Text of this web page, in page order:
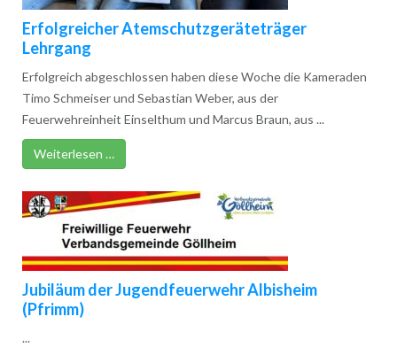
Erfolgreicher Atemschutzgeräteträger
Lehrgang
Erfolgreich abgeschlossen haben diese Woche die Kameraden
Timo Schmeiser und Sebastian Weber, aus der
Feuerwehreinheit Einselthum und Marcus Braun, aus ...
Weiterlesen …
Jubiläum der Jugendfeuerwehr Albisheim
(Pfrimm)
...